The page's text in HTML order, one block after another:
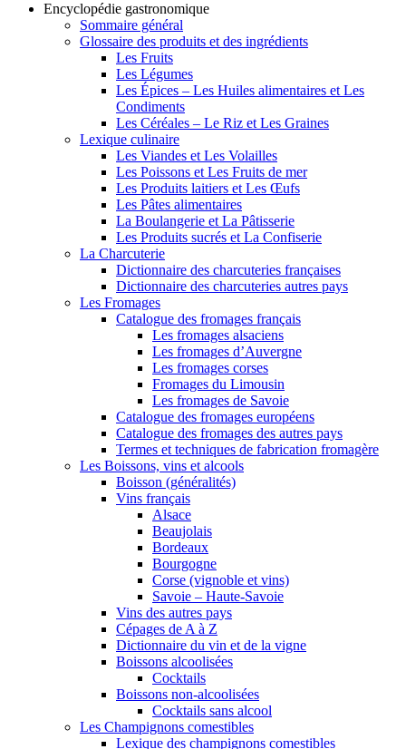
Encyclopédie gastronomique
Sommaire général
Glossaire des produits et des ingrédients
Les Fruits
Les Légumes
Les Épices – Les Huiles alimentaires et Les
Condiments
Les Céréales – Le Riz et Les Graines
Lexique culinaire
Les Viandes et Les Volailles
Les Poissons et Les Fruits de mer
Les Produits laitiers et Les Œufs
Les Pâtes alimentaires
La Boulangerie et La Pâtisserie
Les Produits sucrés et La Confiserie
La Charcuterie
Dictionnaire des charcuteries françaises
Dictionnaire des charcuteries autres pays
Les Fromages
Catalogue des fromages français
Les fromages alsaciens
Les fromages d’Auvergne
Les fromages corses
Fromages du Limousin
Les fromages de Savoie
Catalogue des fromages européens
Catalogue des fromages des autres pays
Termes et techniques de fabrication fromagère
Les Boissons, vins et alcools
Boisson (généralités)
Vins français
Alsace
Beaujolais
Bordeaux
Bourgogne
Corse (vignoble et vins)
Savoie – Haute-Savoie
Vins des autres pays
Cépages de A à Z
Dictionnaire du vin et de la vigne
Boissons alcoolisées
Cocktails
Boissons non-alcoolisées
Cocktails sans alcool
Les Champignons comestibles
Lexique des champignons comestibles